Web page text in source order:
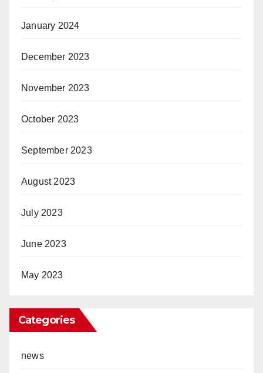
January 2024
December 2023
November 2023
October 2023
September 2023
August 2023
July 2023
June 2023
May 2023
Categories
news